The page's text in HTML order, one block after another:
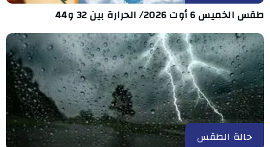
طقس الخميس 6 أوت 2026/ الحرارة بين 32 و44
حالة الطقس